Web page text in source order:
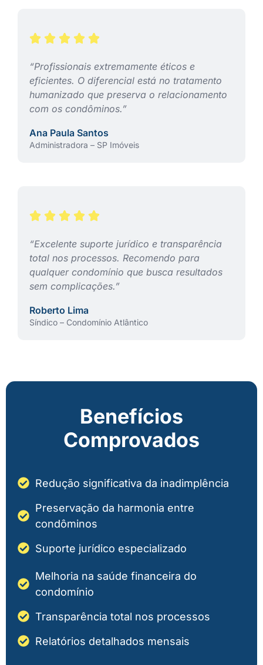
“Profissionais extremamente éticos e
eficientes. O diferencial está no tratamento
humanizado que preserva o relacionamento
com os condôminos.”
Ana Paula Santos
Administradora – SP Imóveis
“Excelente suporte jurídico e transparência
total nos processos. Recomendo para
qualquer condomínio que busca resultados
sem complicações.”
Roberto Lima
Síndico – Condomínio Atlântico
Benefícios
Comprovados
Redução significativa da inadimplência
Preservação da harmonia entre
condôminos
Suporte jurídico especializado
Melhoria na saúde financeira do
condomínio
Transparência total nos processos
Relatórios detalhados mensais